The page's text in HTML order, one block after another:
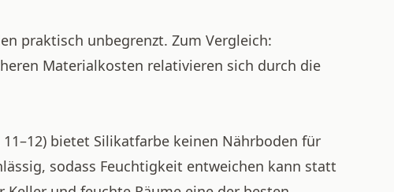
praktisch unbegrenzt. Zum Vergleich:
Materialkosten relativieren sich durch die
bietet Silikatfarbe keinen Nährboden für
sodass Feuchtigkeit entweichen kann statt